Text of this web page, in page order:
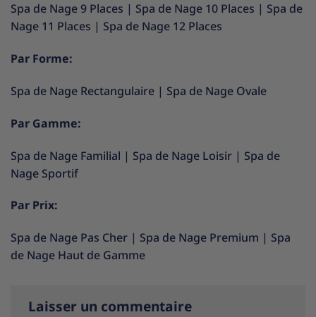
Spa de Nage 9 Places | Spa de Nage 10 Places | Spa de
Nage 11 Places | Spa de Nage 12 Places
Par Forme:
Spa de Nage Rectangulaire | Spa de Nage Ovale
Par Gamme:
Spa de Nage Familial | Spa de Nage Loisir | Spa de
Nage Sportif
Par Prix:
Spa de Nage Pas Cher | Spa de Nage Premium | Spa
de Nage Haut de Gamme
Laisser un commentaire